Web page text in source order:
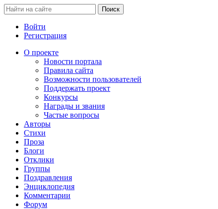
Войти
Регистрация
О проекте
Новости портала
Правила сайта
Возможности пользователей
Поддержать проект
Конкурсы
Награды и звания
Частые вопросы
Авторы
Стихи
Проза
Блоги
Отклики
Группы
Поздравления
Энциклопедия
Комментарии
Форум